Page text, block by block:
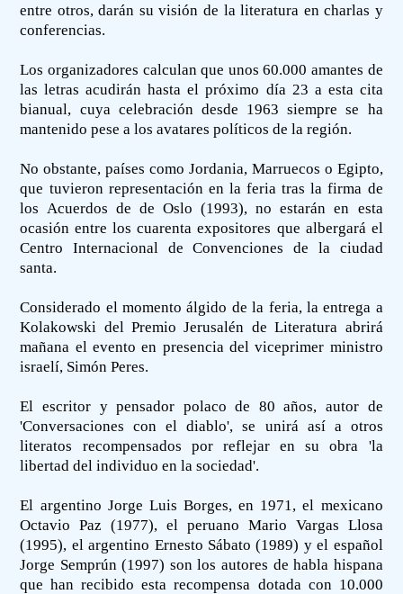
entre otros, darán su visión de la literatura en charlas y
conferencias.
Los organizadores calculan que unos 60.000 amantes de
las letras acudirán hasta el próximo día 23 a esta cita
bianual, cuya celebración desde 1963 siempre se ha
mantenido pese a los avatares políticos de la región.
No obstante, países como Jordania, Marruecos o Egipto,
que tuvieron representación en la feria tras la firma de
los Acuerdos de de Oslo (1993), no estarán en esta
ocasión entre los cuarenta expositores que albergará el
Centro Internacional de Convenciones de la ciudad
santa.
Considerado el momento álgido de la feria, la entrega a
Kolakowski del Premio Jerusalén de Literatura abrirá
mañana el evento en presencia del viceprimer ministro
israelí, Simón Peres.
El escritor y pensador polaco de 80 años, autor de
'Conversaciones con el diablo', se unirá así a otros
literatos recompensados por reflejar en su obra 'la
libertad del individuo en la sociedad'.
El argentino Jorge Luis Borges, en 1971, el mexicano
Octavio Paz (1977), el peruano Mario Vargas Llosa
(1995), el argentino Ernesto Sábato (1989) y el español
Jorge Semprún (1997) son los autores de habla hispana
que han recibido esta recompensa dotada con 10.000